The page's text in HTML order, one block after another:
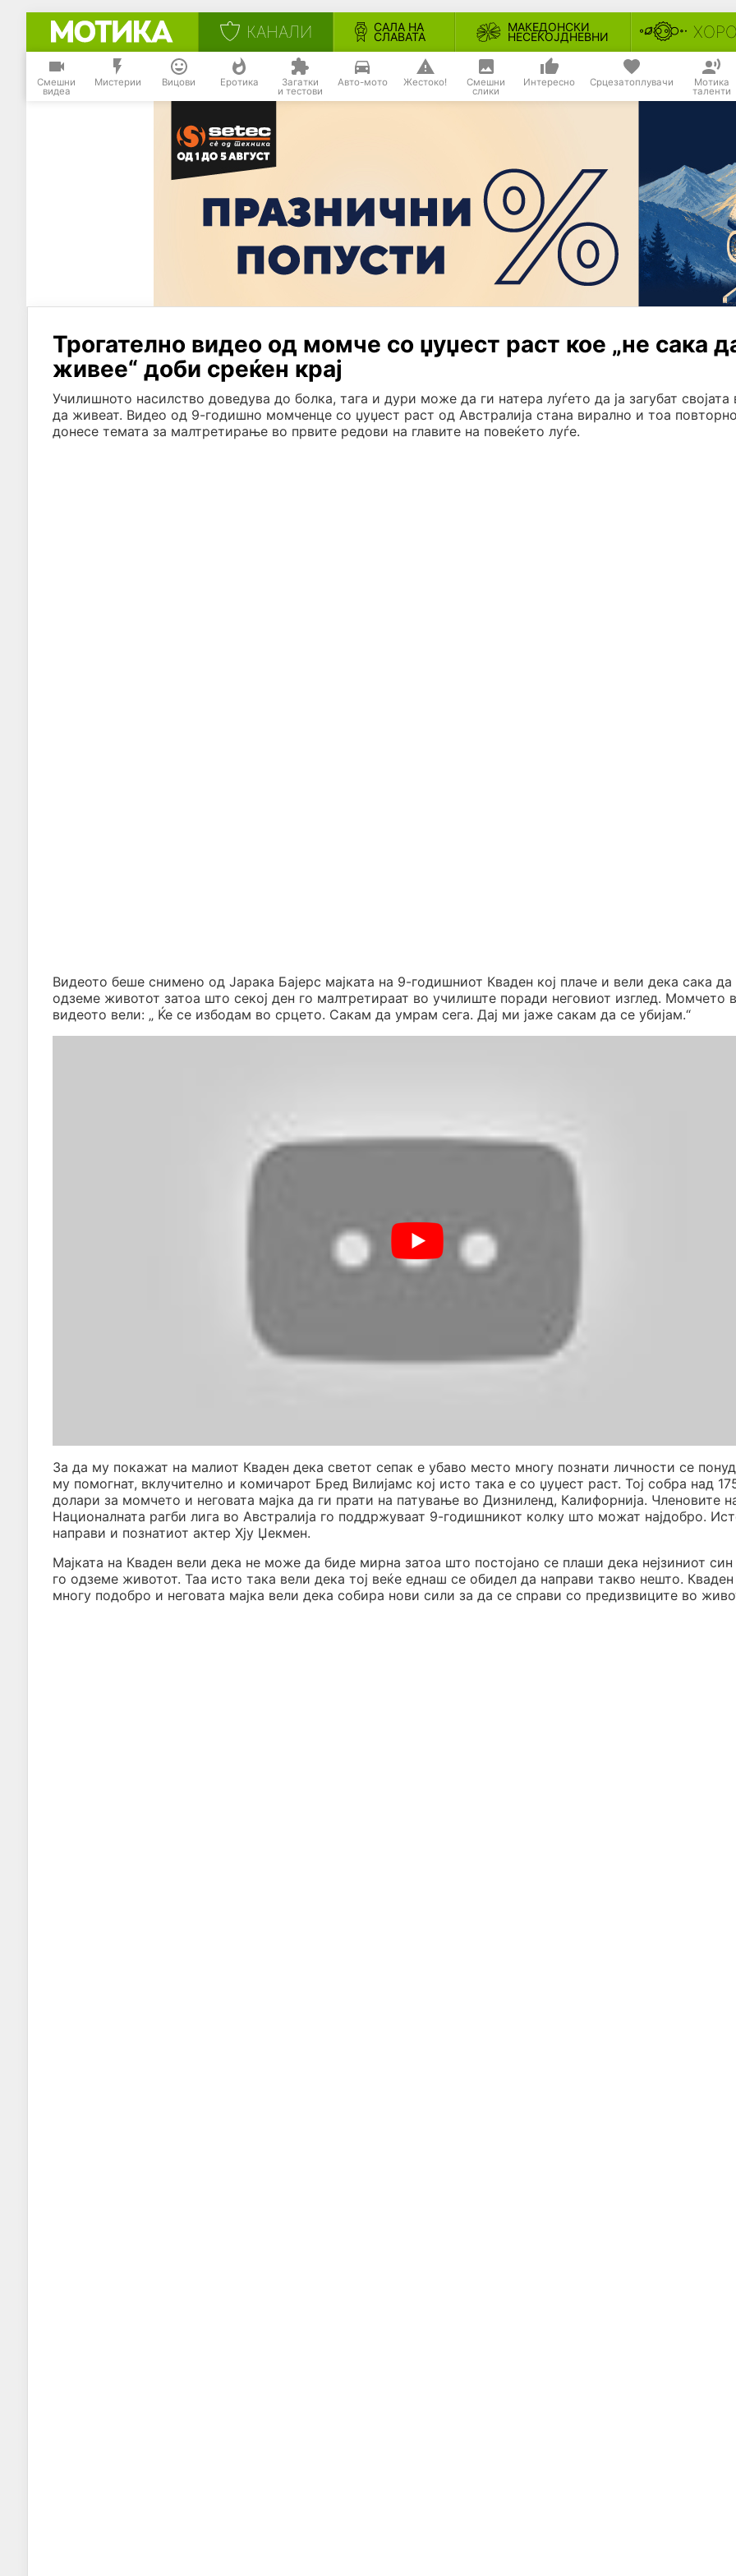
КАНАЛИ САЛА НА
СЛАВАТА
МАКЕДОНСКИ
НЕСЕКОЈДНЕВНИ
Смешни
видеа
Мистерии Вицови Еротика Загатки
и тестови
Авто-мото Жестоко! Смешни
слики
Интересно Срцезатоплувачи Мотика
таленти
Трогателно видео од момче со џуџест раст кое „не сака
живее“ доби среќен крај
Училишното насилство доведува до болка, тага и дури може да ги натера луѓето да ја загубат својата
да живеат. Видео од 9-годишно момченце со џуџест раст од Австралија стана вирално и тоа повторно
донесе темата за малтретирање во првите редови на главите на повеќето луѓе.
Видеото беше снимено од Јарака Бајерс мајката на 9-годишниот Кваден кој плаче и вели дека сака да
одземе животот затоа што секој ден го малтретираат во училиште поради неговиот изглед. Момчето
видеото вели: „ Ќе се избодам во срцето. Сакам да умрам сега. Дај ми јаже сакам да се убијам.“
За да му покажат на малиот Кваден дека светот сепак е убаво место многу познати личности се
му помогнат, вклучително и комичарот Бред Вилијамс кој исто така е со џуџест раст. Тој собра над
долари за момчето и неговата мајка да ги прати на патување во Дизниленд, Калифорнија. Членовите
Националната рагби лига во Австралија го поддржуваат 9-годишникот колку што можат најдобро.
направи и познатиот актер Хју Џекмен.
Мајката на Кваден вели дека не може да биде мирна затоа што постојано се плаши дека нејзиниот син
го одземе животот. Таа исто така вели дека тој веќе еднаш се обидел да направи такво нешто. Кваден
многу подобро и неговата мајка вели дека собира нови сили за да се справи со предизвиците во